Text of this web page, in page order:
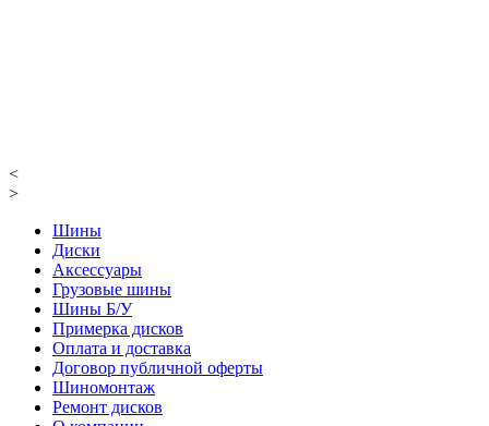
<
>
Шины
Диски
Аксессуары
Грузовые шины
Шины Б/У
Примерка дисков
Оплата и доставка
Договор публичной оферты
Шиномонтаж
Ремонт дисков